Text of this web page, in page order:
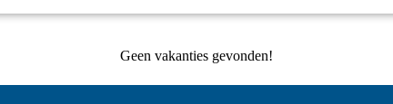
Geen vakanties gevonden!